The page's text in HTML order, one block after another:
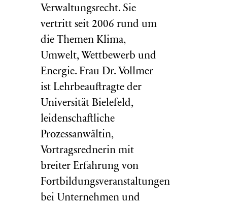
Verwaltungsrecht. Sie
vertritt seit 2006 rund um
die Themen Klima,
Umwelt, Wettbewerb und
Energie. Frau Dr. Vollmer
ist Lehrbeauftragte der
Universität Bielefeld,
leidenschaftliche
Prozessanwältin,
Vortragsrednerin mit
breiter Erfahrung von
Fortbildungsveranstaltungen
bei Unternehmen und